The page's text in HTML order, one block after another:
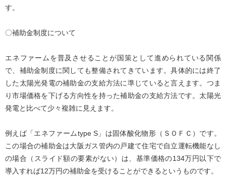
す。
〇補助金制度について
エネファームを普及させることが国策として進められている関係
で、補助金制度に関しても整備されてきています。具体的には終了
した太陽光発電の補助金の支給方法に準じていると言えます。つま
り市場価格を下げる方向性を持った補助金の支給方法です。太陽光
発電と比べて少々複雑に見えます。
例えば「エネファームtype S」は固体酸化物形（ＳＯＦＣ）です。
この場合の補助金は大阪ガス管内の戸建て住宅で自立運転機能なし
の場合（スライド額の要素がない）は、基準価格の134万円以下で
導入すれば12万円の補助金を受けることができるというものです。